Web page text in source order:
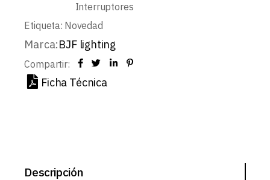
Interruptores
Etiqueta: Novedad
Marca:BJF lighting
Compartir:
Ficha Técnica
Descripción